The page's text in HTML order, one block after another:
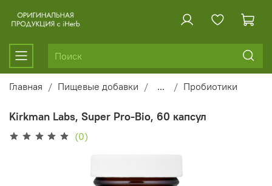
Главная Пищевые добавки ... Пробиотики
Kirkman Labs, Super Pro-Bio, 60 капсул
(0)